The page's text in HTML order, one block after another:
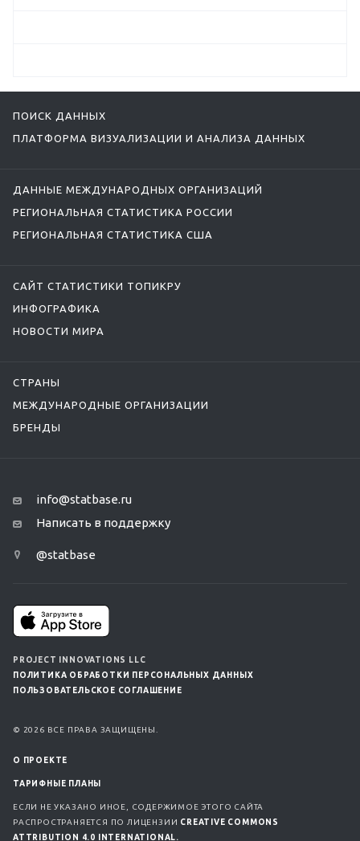
ПОИСК ДАННЫХ
ПЛАТФОРМА ВИЗУАЛИЗАЦИИ И АНАЛИЗА ДАННЫХ
ДАННЫЕ МЕЖДУНАРОДНЫХ ОРГАНИЗАЦИЙ
РЕГИОНАЛЬНАЯ СТАТИСТИКА РОССИИ
РЕГИОНАЛЬНАЯ СТАТИСТИКА США
САЙТ СТАТИСТИКИ ТОПИКРУ
ИНФОГРАФИКА
НОВОСТИ МИРА
СТРАНЫ
МЕЖДУНАРОДНЫЕ ОРГАНИЗАЦИИ
БРЕНДЫ
info@statbase.ru
Написать в поддержку
@statbase
PROJECT INNOVATIONS LLC
ПОЛИТИКА ОБРАБОТКИ ПЕРСОНАЛЬНЫХ ДАННЫХ
ПОЛЬЗОВАТЕЛЬСКОЕ СОГЛАШЕНИЕ
© 2026 ВСЕ ПРАВА ЗАЩИЩЕНЫ.
О ПРОЕКТЕ
ТАРИФНЫЕ ПЛАНЫ
ЕСЛИ НЕ УКАЗАНО ИНОЕ, СОДЕРЖИМОЕ ЭТОГО САЙТА
РАСПРОСТРАНЯЕТСЯ ПО ЛИЦЕНЗИИ CREATIVE COMMONS
ATTRIBUTION 4.0 INTERNATIONAL.